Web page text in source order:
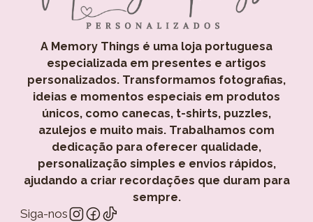
A Memory Things é uma loja portuguesa
especializada em presentes e artigos
personalizados. Transformamos fotografias,
ideias e momentos especiais em produtos
únicos, como canecas, t-shirts, puzzles,
azulejos e muito mais. Trabalhamos com
dedicação para oferecer qualidade,
personalização simples e envios rápidos,
ajudando a criar recordações que duram para
sempre.
Siga-nos